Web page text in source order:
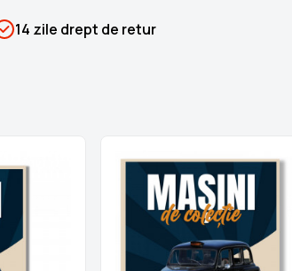
Categorii
Mașini de Colecție
14 zile drept de retur